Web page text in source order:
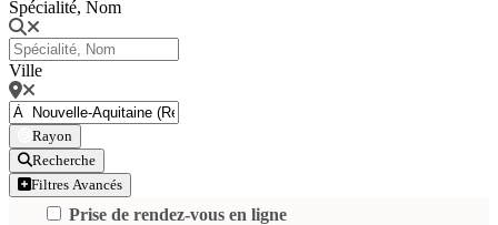
Spécialité, Nom
Ville
Rayon
Recherche
Filtres Avancés
Prise de rendez-vous en ligne